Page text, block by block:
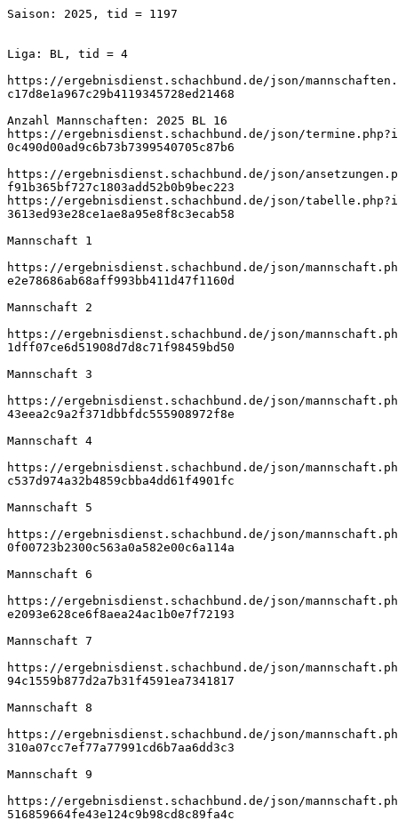
Saison: 2025, tid = 1197
Liga: BL, tid = 4
https://ergebnisdienst.schachbund.de/json/
c17d8e1a967c29b4119345728ed21468
Anzahl Mannschaften: 2025 BL 16
https://ergebnisdienst.schachbund.de/json/
0c490d00ad9c6b73b7399540705c87b6
https://ergebnisdienst.schachbund.de/json/
f91b365bf727c1803add52b0b9bec223
https://ergebnisdienst.schachbund.de/json/
3613ed93e28ce1ae8a95e8f8c3ecab58
Mannschaft 1
https://ergebnisdienst.schachbund.de/json/
e2e78686ab68aff993bb411d47f1160d
Mannschaft 2
https://ergebnisdienst.schachbund.de/json/
1dff07ce6d51908d7d8c71f98459bd50
Mannschaft 3
https://ergebnisdienst.schachbund.de/json/
43eea2c9a2f371dbbfdc555908972f8e
Mannschaft 4
https://ergebnisdienst.schachbund.de/json/
c537d974a32b4859cbba4dd61f4901fc
Mannschaft 5
https://ergebnisdienst.schachbund.de/json/
0f00723b2300c563a0a582e00c6a114a
Mannschaft 6
https://ergebnisdienst.schachbund.de/json/
e2093e628ce6f8aea24ac1b0e7f72193
Mannschaft 7
https://ergebnisdienst.schachbund.de/json/
94c1559b877d2a7b31f4591ea7341817
Mannschaft 8
https://ergebnisdienst.schachbund.de/json/
310a07cc7ef77a77991cd6b7aa6dd3c3
Mannschaft 9
https://ergebnisdienst.schachbund.de/json/
516859664fe43e124c9b98cd8c89fa4c